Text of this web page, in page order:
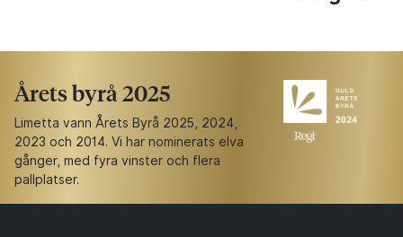
Årets byrå 2025
Limetta vann Årets Byrå 2025, 2024,
2023 och 2014. Vi har nominerats elva
gånger, med fyra vinster och flera
pallplatser.